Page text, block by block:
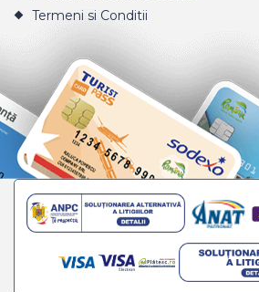
Termeni si Conditii